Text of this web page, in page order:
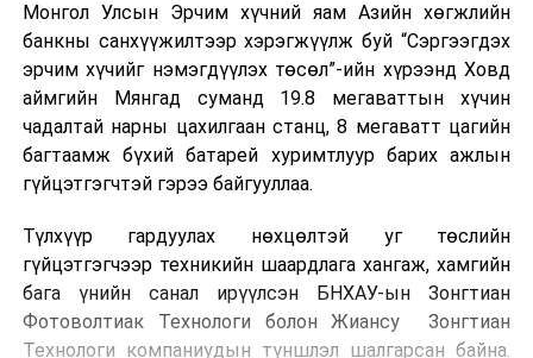
Монгол Улсын Эрчим хүчний яам Азийн хөгжлийн
банкны санхүүжилтээр хэрэгжүүлж буй “Сэргээгдэх
эрчим хүчийг нэмэгдүүлэх төсөл”-ийн хүрээнд Ховд
аймгийн Мянгад суманд 19.8 мегаваттын хүчин
чадалтай нарны цахилгаан станц, 8 мегаватт цагийн
багтаамж бүхий батарей хуримтлуур барих ажлын
гүйцэтгэгчтэй гэрээ байгууллаа.
Түлхүүр гардуулах нөхцөлтэй уг төслийн
гүйцэтгэгчээр техникийн шаардлага хангаж, хамгийн
бага үнийн санал ирүүлсэн БНХАУ-ын Зонгтиан
Фотоволтиак Технологи болон Жиансу Зонгтиан
Технологи компаниудын түншлэл шалгарсан байна.